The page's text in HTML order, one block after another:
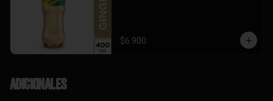
$6.900
Adicionales